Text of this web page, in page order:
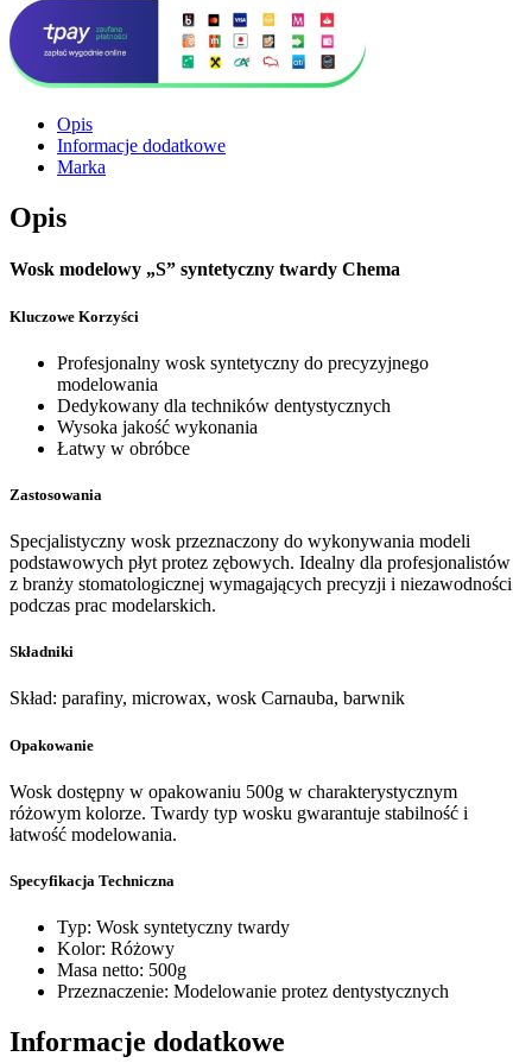
Opis
Informacje dodatkowe
Marka
Opis
Wosk modelowy „S” syntetyczny twardy Chema
Kluczowe Korzyści
Profesjonalny wosk syntetyczny do precyzyjnego
modelowania
Dedykowany dla techników dentystycznych
Wysoka jakość wykonania
Łatwy w obróbce
Zastosowania
Specjalistyczny wosk przeznaczony do wykonywania modeli
podstawowych płyt protez zębowych. Idealny dla profesjonalistów
z branży stomatologicznej wymagających precyzji i niezawodności
podczas prac modelarskich.
Składniki
Skład: parafiny, microwax, wosk Carnauba, barwnik
Opakowanie
Wosk dostępny w opakowaniu 500g w charakterystycznym
różowym kolorze. Twardy typ wosku gwarantuje stabilność i
łatwość modelowania.
Specyfikacja Techniczna
Typ: Wosk syntetyczny twardy
Kolor: Różowy
Masa netto: 500g
Przeznaczenie: Modelowanie protez dentystycznych
Informacje dodatkowe